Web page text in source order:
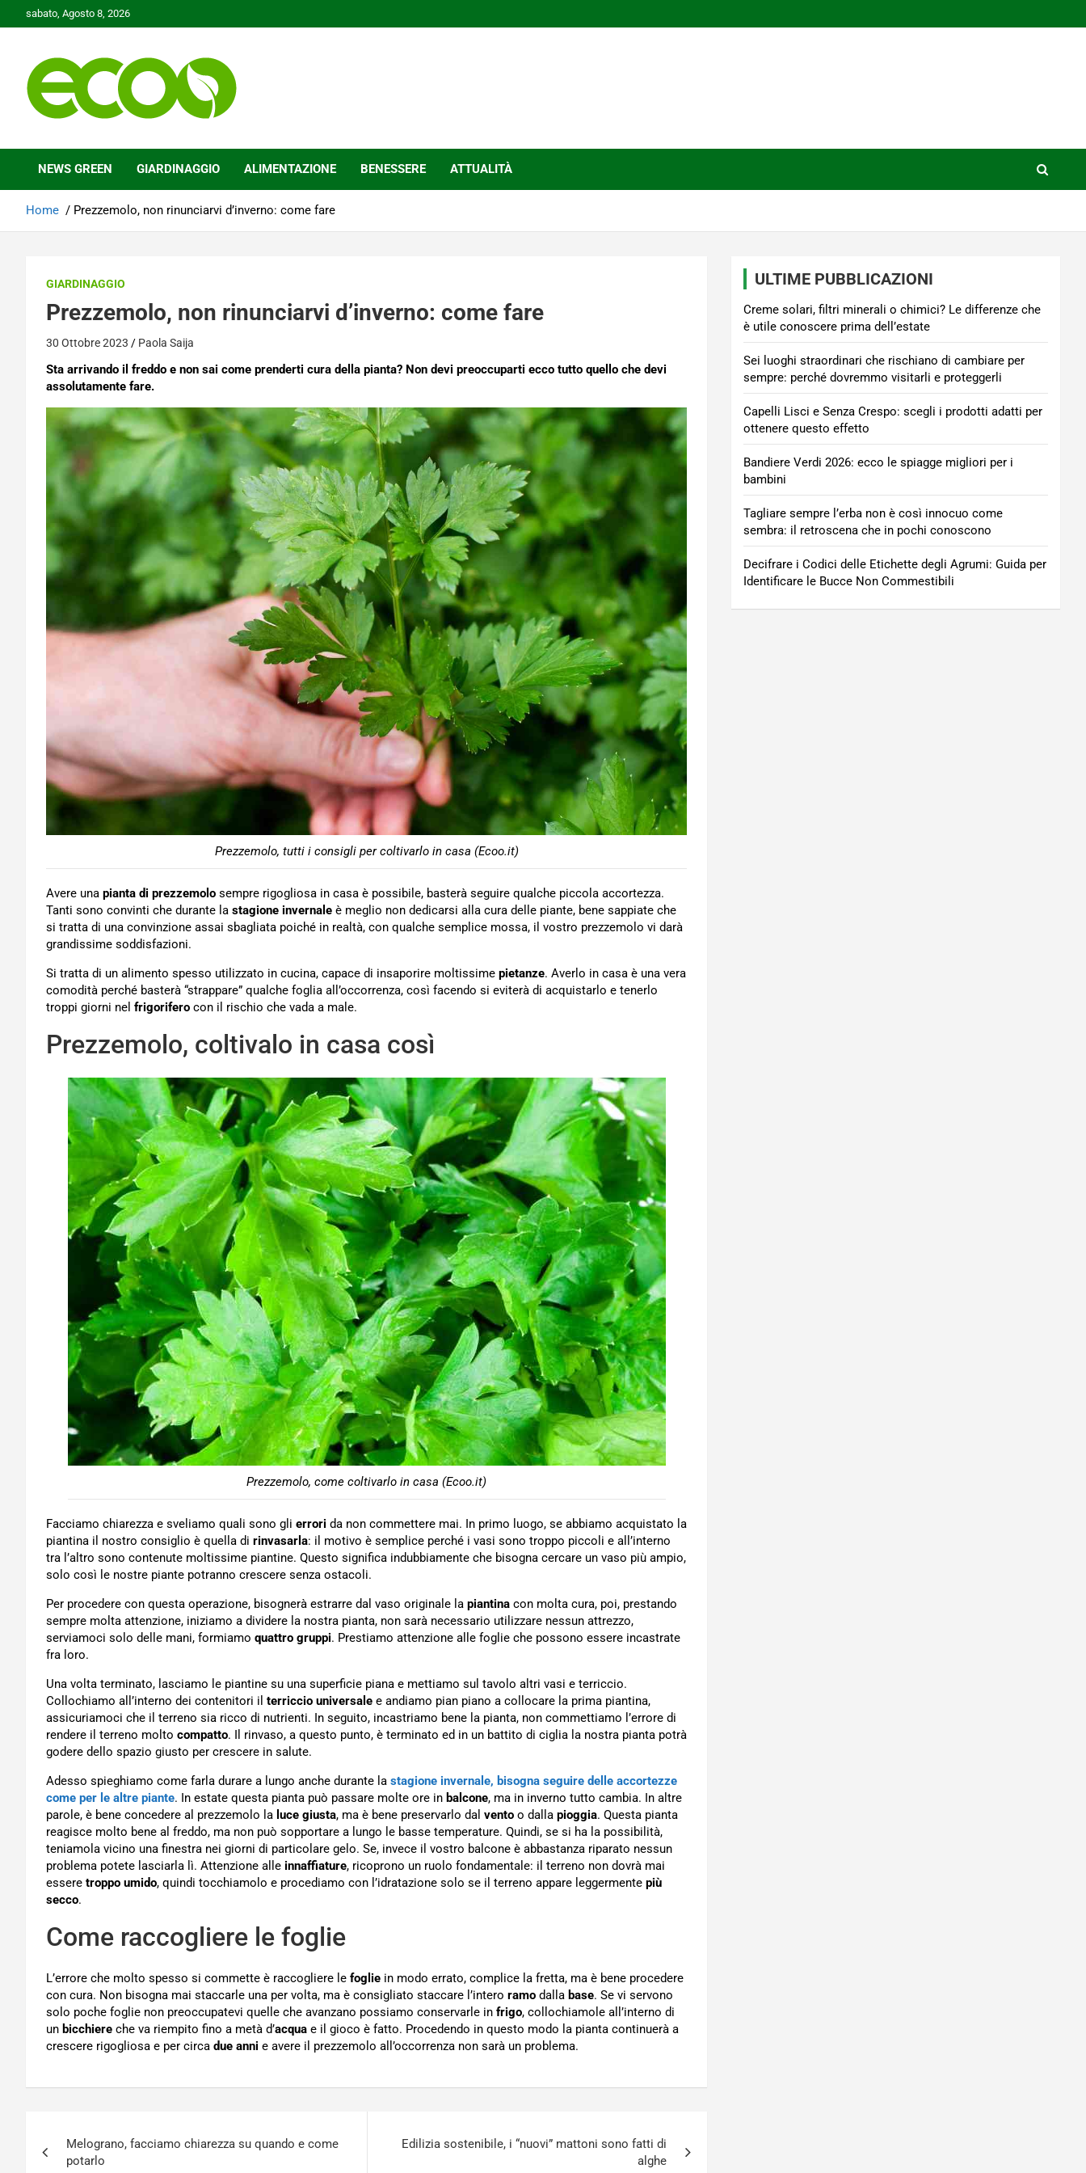
to
sabato, Agosto 8, 2026
Ecoo.it
NEWS GREEN GIARDINAGGIO ALIMENTAZIONE BENESSERE ATTUALITÀ
Home Prezzemolo, non rinunciarvi d’inverno: come fare
GIARDINAGGIO
Prezzemolo, non rinunciarvi d’inverno: come fare
30 Ottobre 2023 Paola Saija
Sta arrivando il freddo e non sai come prenderti cura della pianta? Non devi preoccuparti ecco tutto quello che devi
assolutamente fare.
Prezzemolo, tutti i consigli per coltivarlo in casa (Ecoo.it)
Avere una pianta di prezzemolo sempre rigogliosa in casa è possibile, basterà seguire qualche piccola accortezza.
Tanti sono convinti che durante la stagione invernale è meglio non dedicarsi alla cura delle piante, bene sappiate che
si tratta di una convinzione assai sbagliata poiché in realtà, con qualche semplice mossa, il vostro prezzemolo vi darà
grandissime soddisfazioni.
Si tratta di un alimento spesso utilizzato in cucina, capace di insaporire moltissime pietanze. Averlo in casa è una vera
comodità perché basterà “strappare” qualche foglia all’occorrenza, così facendo si eviterà di acquistarlo e tenerlo
troppi giorni nel frigorifero con il rischio che vada a male.
Prezzemolo, coltivalo in casa così
Prezzemolo, come coltivarlo in casa (Ecoo.it)
Facciamo chiarezza e sveliamo quali sono gli errori da non commettere mai. In primo luogo, se abbiamo acquistato la
piantina il nostro consiglio è quella di rinvasarla: il motivo è semplice perché i vasi sono troppo piccoli e all’interno
tra l’altro sono contenute moltissime piantine. Questo significa indubbiamente che bisogna cercare un vaso più ampio,
solo così le nostre piante potranno crescere senza ostacoli.
Per procedere con questa operazione, bisognerà estrarre dal vaso originale la piantina con molta cura, poi, prestando
sempre molta attenzione, iniziamo a dividere la nostra pianta, non sarà necessario utilizzare nessun attrezzo,
serviamoci solo delle mani, formiamo quattro gruppi. Prestiamo attenzione alle foglie che possono essere incastrate
fra loro.
Una volta terminato, lasciamo le piantine su una superficie piana e mettiamo sul tavolo altri vasi e terriccio.
Collochiamo all’interno dei contenitori il terriccio universale e andiamo pian piano a collocare la prima piantina,
assicuriamoci che il terreno sia ricco di nutrienti. In seguito, incastriamo bene la pianta, non commettiamo l’errore di
rendere il terreno molto compatto. Il rinvaso, a questo punto, è terminato ed in un battito di ciglia la nostra pianta potrà
godere dello spazio giusto per crescere in salute.
Adesso spieghiamo come farla durare a lungo anche durante la stagione invernale, bisogna seguire delle accortezze
come per le altre piante. In estate questa pianta può passare molte ore in balcone, ma in inverno tutto cambia. In altre
parole, è bene concedere al prezzemolo la luce giusta, ma è bene preservarlo dal vento o dalla pioggia. Questa pianta
reagisce molto bene al freddo, ma non può sopportare a lungo le basse temperature. Quindi, se si ha la possibilità,
teniamola vicino una finestra nei giorni di particolare gelo. Se, invece il vostro balcone è abbastanza riparato nessun
problema potete lasciarla lì. Attenzione alle innaffiature, ricoprono un ruolo fondamentale: il terreno non dovrà mai
essere troppo umido, quindi tocchiamolo e procediamo con l’idratazione solo se il terreno appare leggermente più
secco.
Come raccogliere le foglie
L’errore che molto spesso si commette è raccogliere le foglie in modo errato, complice la fretta, ma è bene procedere
con cura. Non bisogna mai staccarle una per volta, ma è consigliato staccare l’intero ramo dalla base. Se vi servono
solo poche foglie non preoccupatevi quelle che avanzano possiamo conservarle in frigo, collochiamole all’interno di
un bicchiere che va riempito fino a metà d’acqua e il gioco è fatto. Procedendo in questo modo la pianta continuerà a
crescere rigogliosa e per circa due anni e avere il prezzemolo all’occorrenza non sarà un problema.
articoli
Melograno, facciamo chiarezza su quando e come
potarlo
Edilizia sostenibile, i “nuovi” mattoni sono fatti di
alghe
ULTIME PUBBLICAZIONI
Creme solari, filtri minerali o chimici? Le differenze che
è utile conoscere prima dell’estate
Sei luoghi straordinari che rischiano di cambiare per
sempre: perché dovremmo visitarli e proteggerli
Capelli Lisci e Senza Crespo: scegli i prodotti adatti per
ottenere questo effetto
Bandiere Verdi 2026: ecco le spiagge migliori per i
bambini
Tagliare sempre l’erba non è così innocuo come
sembra: il retroscena che in pochi conoscono
Decifrare i Codici delle Etichette degli Agrumi: Guida per
Identificare le Bucce Non Commestibili